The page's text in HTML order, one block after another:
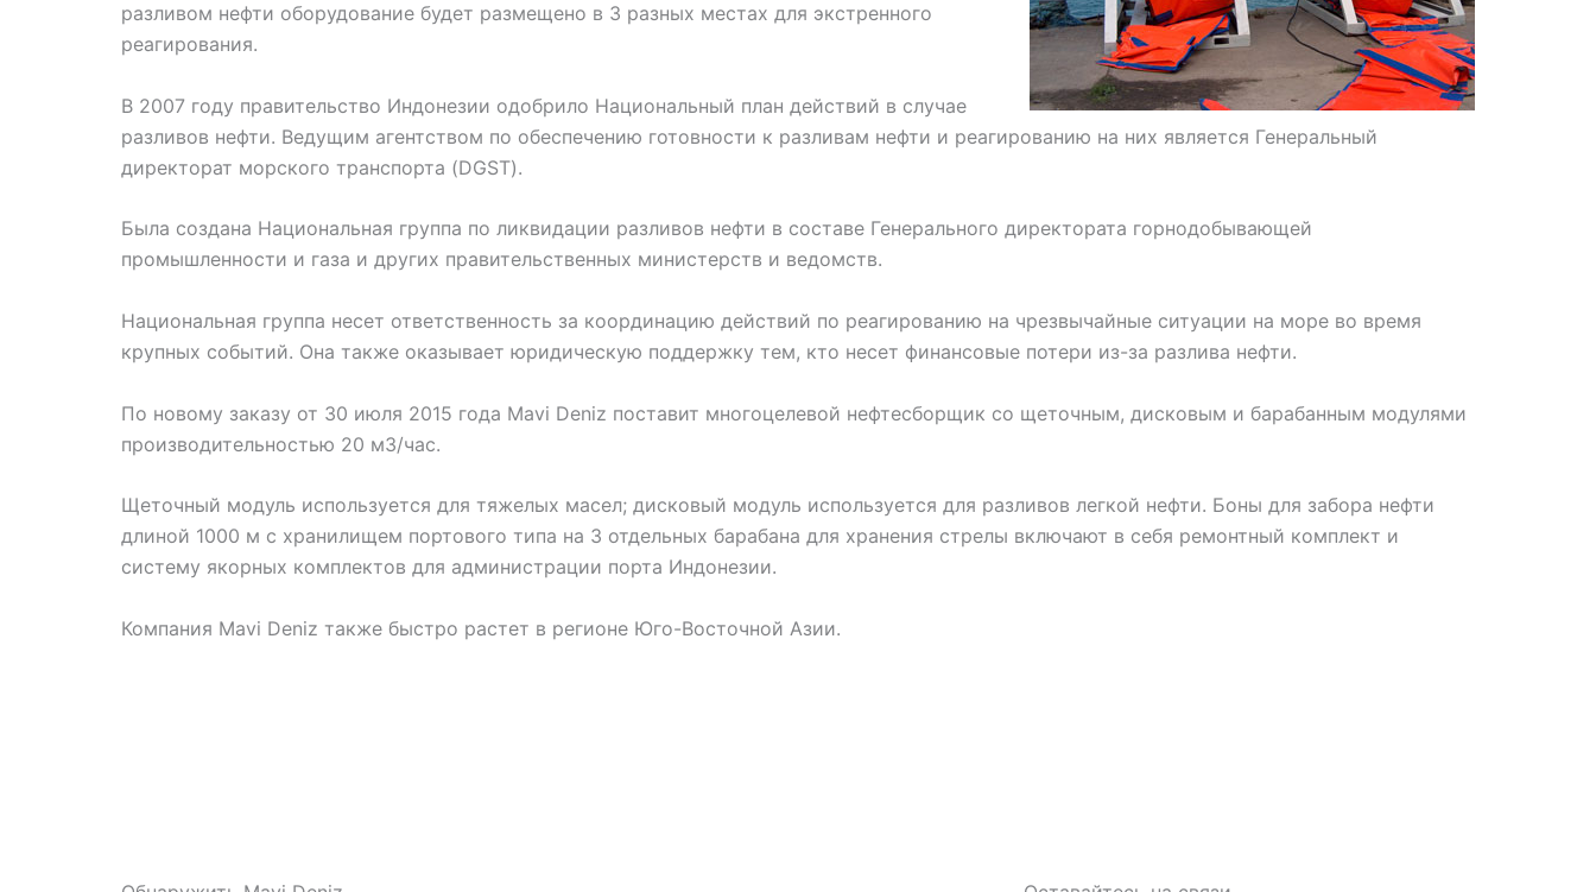
разливом нефти оборудование будет размещено в 3 разных местах для экстренного
реагирования.
В 2007 году правительство Индонезии одобрило Национальный план действий в случае
разливов нефти. Ведущим агентством по обеспечению готовности к разливам нефти и реагированию на них является Генеральный
директорат морского транспорта (DGST).
Была создана Национальная группа по ликвидации разливов нефти в составе Генерального директората горнодобывающей
промышленности и газа и других правительственных министерств и ведомств.
Национальная группа несет ответственность за координацию действий по реагированию на чрезвычайные ситуации на море во время
крупных событий. Она также оказывает юридическую поддержку тем, кто несет финансовые потери из-за разлива нефти.
По новому заказу от 30 июля 2015 года Mavi Deniz поставит многоцелевой нефтесборщик со щеточным, дисковым и барабанным модулями
производительностью 20 м3/час.
Щеточный модуль используется для тяжелых масел; дисковый модуль используется для разливов легкой нефти. Боны для забора нефти
длиной 1000 м с хранилищем портового типа на 3 отдельных барабана для хранения стрелы включают в себя ремонтный комплект и
систему якорных комплектов для администрации порта Индонезии.
Компания Mavi Deniz также быстро растет в регионе Юго-Восточной Азии.